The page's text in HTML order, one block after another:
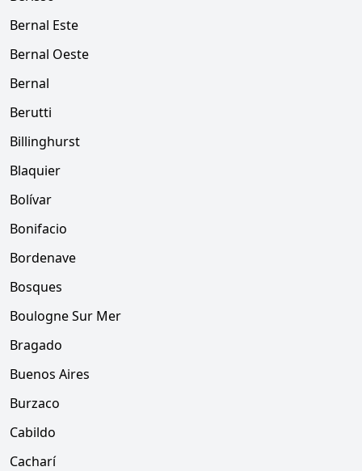
Bernal Este
Bernal Oeste
Bernal
Berutti
Billinghurst
Blaquier
Bolívar
Bonifacio
Bordenave
Bosques
Boulogne Sur Mer
Bragado
Buenos Aires
Burzaco
Cabildo
Cacharí